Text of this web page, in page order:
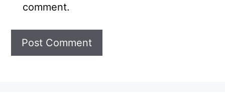
comment.